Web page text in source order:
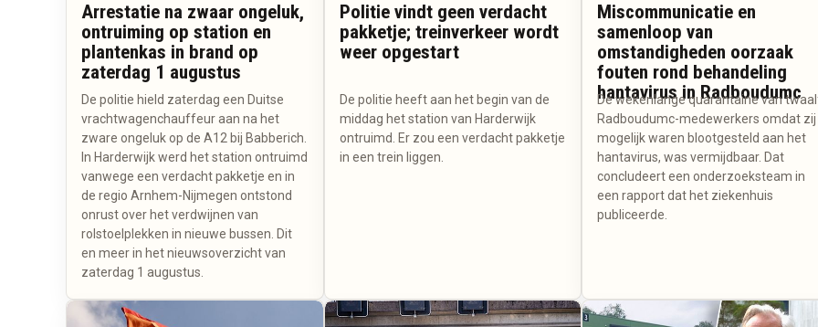
Arrestatie na zwaar ongeluk,
ontruiming op station en
plantenkas in brand op
zaterdag 1 augustus
De politie hield zaterdag een Duitse
vrachtwagenchauffeur aan na het
zware ongeluk op de A12 bij Babberich.
In Harderwijk werd het station ontruimd
vanwege een verdacht pakketje en in
de regio Arnhem-Nijmegen ontstond
onrust over het verdwijnen van
rolstoelplekken in nieuwe bussen. Dit
en meer in het nieuwsoverzicht van
zaterdag 1 augustus.
Politie vindt geen verdacht
pakketje; treinverkeer wordt
weer opgestart
De politie heeft aan het begin van de
middag het station van Harderwijk
ontruimd. Er zou een verdacht pakketje
in een trein liggen.
Miscommunicatie en
samenloop van
omstandigheden oorzaak
fouten rond behandeling
hantavirus in Radboudumc
De wekenlange quarantaine van
Radboudumc-medewerkers omdat zij
mogelijk waren blootgesteld aan het
hantavirus, was vermijdbaar. Dat
concludeert een onderzoeksteam in
een rapport dat het ziekenhuis
publiceerde.